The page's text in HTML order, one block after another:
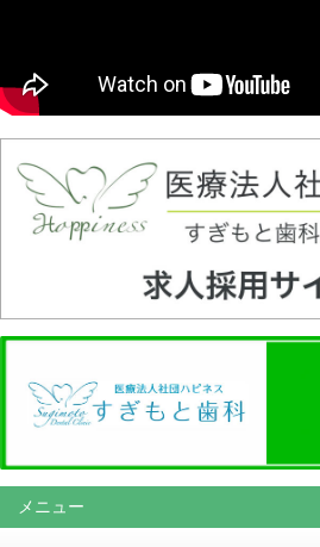
メニュー